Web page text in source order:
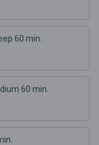
60 min.
60 min.